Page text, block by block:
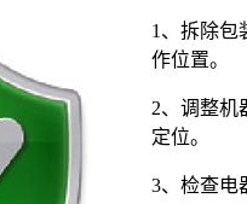
1、拆除包
作位置。
2、调整机
定位。
3、检查电